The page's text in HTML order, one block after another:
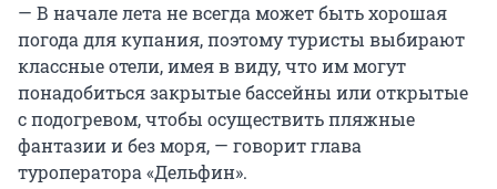
— В начале лета не всегда может быть хорошая
погода для купания, поэтому туристы выбирают
классные отели, имея в виду, что им могут
понадобиться закрытые бассейны или открытые
с подогревом, чтобы осуществить пляжные
фантазии и без моря, — говорит глава
туроператора «Дельфин».